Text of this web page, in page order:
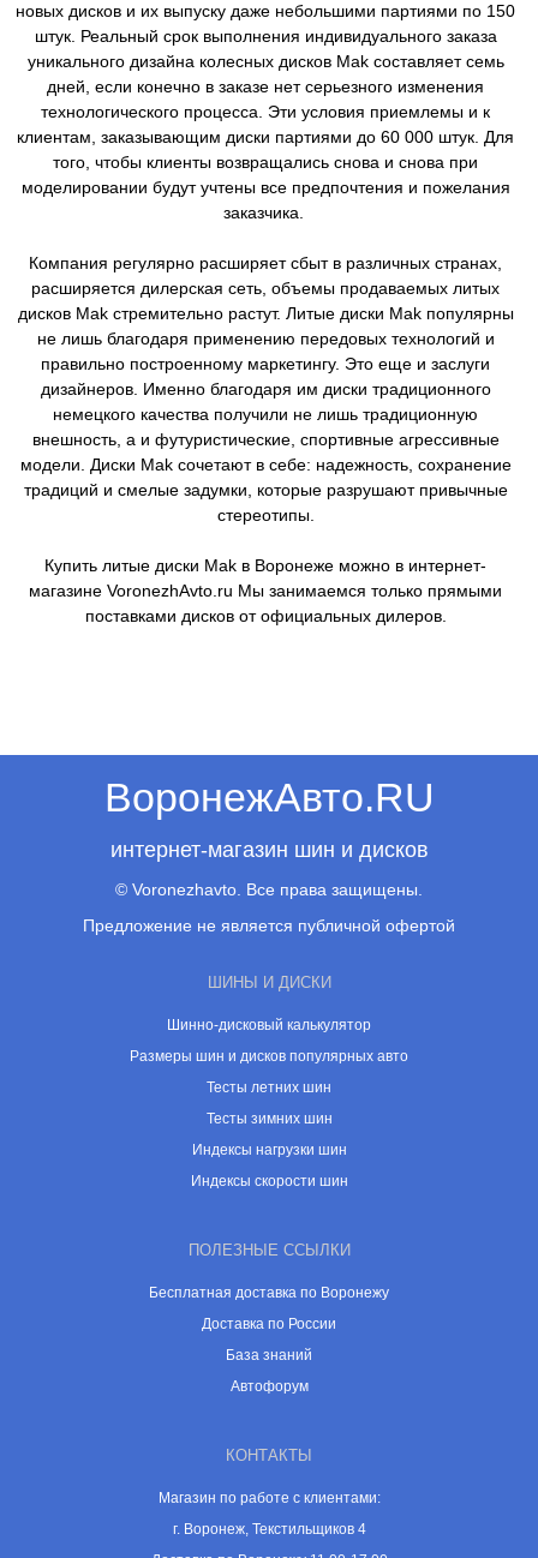
новых дисков и их выпуску даже небольшими партиями по 150
штук. Реальный срок выполнения индивидуального заказа
уникального дизайна колесных дисков Mak составляет семь
дней, если конечно в заказе нет серьезного изменения
технологического процесса. Эти условия приемлемы и к
клиентам, заказывающим диски партиями до 60 000 штук. Для
того, чтобы клиенты возвращались снова и снова при
моделировании будут учтены все предпочтения и пожелания
заказчика.
Компания регулярно расширяет сбыт в различных странах,
расширяется дилерская сеть, объемы продаваемых литых
дисков Mak стремительно растут. Литые диски Mak популярны
не лишь благодаря применению передовых технологий и
правильно построенному маркетингу. Это еще и заслуги
дизайнеров. Именно благодаря им диски традиционного
немецкого качества получили не лишь традиционную
внешность, а и футуристические, спортивные агрессивные
модели. Диски Mak сочетают в себе: надежность, сохранение
традиций и смелые задумки, которые разрушают привычные
стереотипы.
Купить литые диски Mak в Воронеже можно в интернет-
магазине VoronezhAvto.ru Мы занимаемся только прямыми
поставками дисков от официальных дилеров.
ВоронежАвто.RU
интернет-магазин шин и дисков
© Voronezhavto. Все права защищены.
Предложение не является публичной офертой
ШИНЫ И ДИСКИ
Шинно-дисковый калькулятор
Размеры шин и дисков популярных авто
Тесты летних шин
Тесты зимних шин
Индексы нагрузки шин
Индексы скорости шин
ПОЛЕЗНЫЕ ССЫЛКИ
Бесплатная доставка по Воронежу
Доставка по России
База знаний
Автофорум
КОНТАКТЫ
Магазин по работе с клиентами:
г. Воронеж, Текстильщиков 4